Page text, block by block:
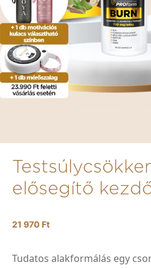
elősegítő
21 970 Ft
Tudatos alakformálás egy